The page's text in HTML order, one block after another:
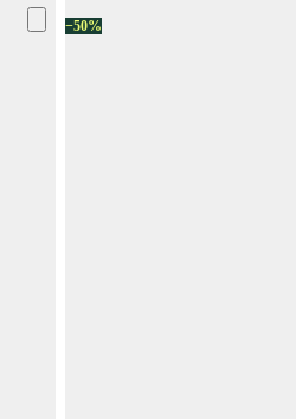
−50%